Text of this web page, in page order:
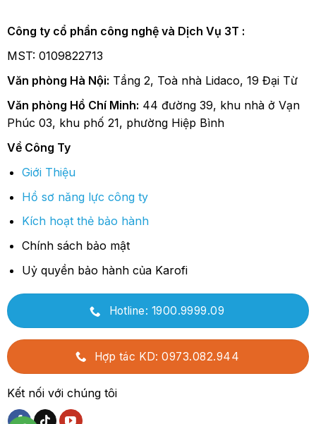
Công ty cổ phần công nghệ và Dịch Vụ 3T :
MST: 0109822713
Văn phòng Hà Nội: Tầng 2, Toà nhà Lidaco, 19 Đại Từ
Văn phòng Hồ Chí Minh: 44 đường 39, khu nhà ở Vạn
Phúc 03, khu phố 21, phường Hiệp Bình
Về Công Ty
Giới Thiệu
Hồ sơ năng lực công ty
Kích hoạt thẻ bảo hành
Chính sách bảo mật
Uỷ quyền bảo hành của Karofi
Hotline: 1900.9999.09
Hợp tác KD: 0973.082.944
Kết nối với chúng tôi